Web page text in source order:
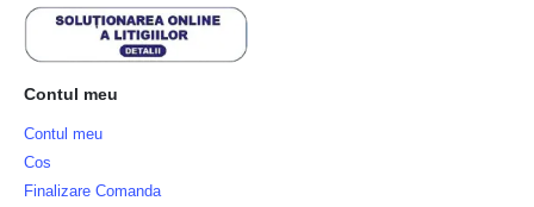
Contul meu
Contul meu
Cos
Finalizare Comanda